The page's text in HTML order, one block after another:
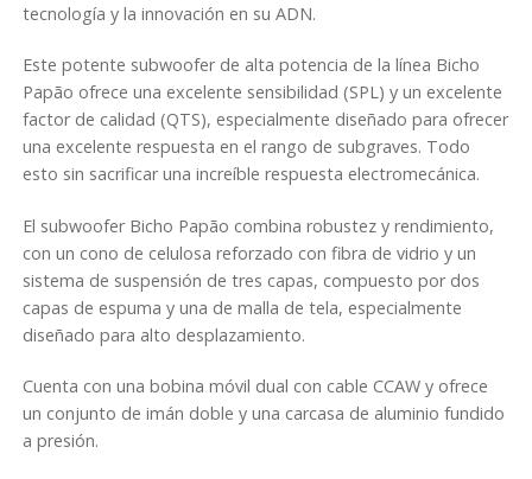
tecnología y la innovación en su ADN.
Este potente subwoofer de alta potencia de la línea Bicho
Papão ofrece una excelente sensibilidad (SPL) y un excelente
factor de calidad (QTS), especialmente diseñado para ofrecer
una excelente respuesta en el rango de subgraves. Todo
esto sin sacrificar una increíble respuesta electromecánica.
El subwoofer Bicho Papão combina robustez y rendimiento,
con un cono de celulosa reforzado con fibra de vidrio y un
sistema de suspensión de tres capas, compuesto por dos
capas de espuma y una de malla de tela, especialmente
diseñado para alto desplazamiento.
Cuenta con una bobina móvil dual con cable CCAW y ofrece
un conjunto de imán doble y una carcasa de aluminio fundido
a presión.